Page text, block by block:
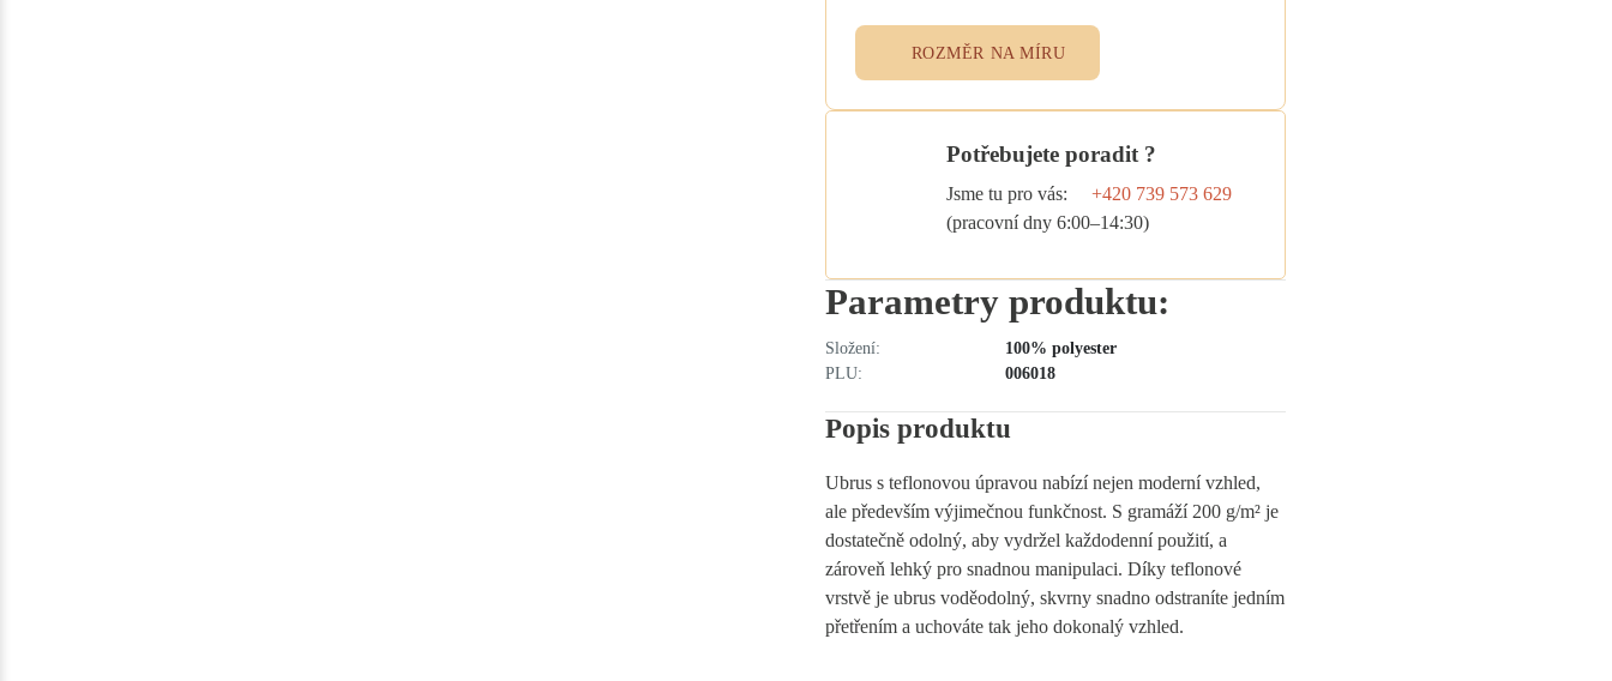
ROZMĚR NA MÍRU
Potřebujete poradit ?
Jsme tu pro vás:
+420 739 573 629
(pracovní dny 6:00–14:30)
Parametry produktu:
Složení:
100% polyester
PLU:
006018
Popis produktu
Ubrus s teflonovou úpravou nabízí nejen moderní vzhled,
ale především výjimečnou funkčnost. S gramáží 200 g/m² je
dostatečně odolný, aby vydržel každodenní použití, a
zároveň lehký pro snadnou manipulaci. Díky teflonové
vrstvě je ubrus voděodolný, skvrny snadno odstraníte jedním
přetřením a uchováte tak jeho dokonalý vzhled.